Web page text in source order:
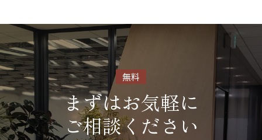
無料
まずはお気軽に
ご相談ください